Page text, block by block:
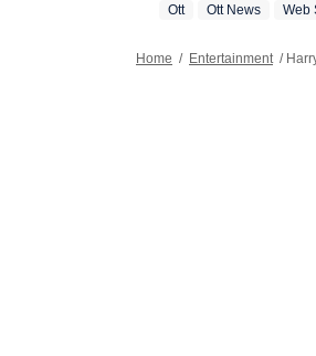
Ott Ott News Web
Home / Entertainment /